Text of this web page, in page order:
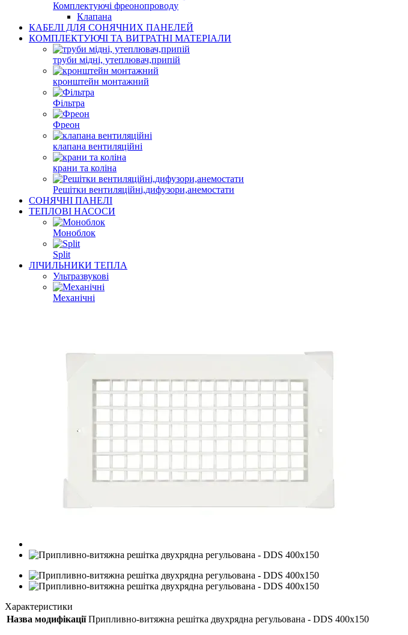
Комплектуючі фреонопроводу
Клапана
КАБЕЛІ ДЛЯ СОНЯЧНИХ ПАНЕЛЕЙ
КОМПЛЕКТУЮЧІ ТА ВИТРАТНІ МАТЕРІАЛИ
труби мідні, утеплювач,припій
кронштейн монтажний
Фільтра
Фреон
клапана вентиляційні
крани та коліна
Решітки вентиляційні,дифузори,анемостати
СОНЯЧНІ ПАНЕЛІ
ТЕПЛОВІ НАСОСИ
Моноблок
Split
ЛІЧИЛЬНИКИ ТЕПЛА
Ультразвукові
Механічні
Характеристики
Назва модифікації Припливно-витяжна решітка двухрядна регульована - DDS 400x150